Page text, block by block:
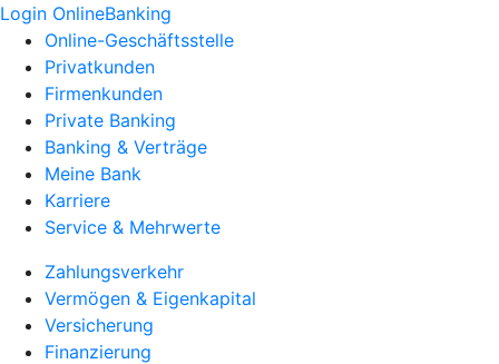
Login OnlineBanking
Online-Geschäftsstelle
Privatkunden
Firmenkunden
Private Banking
Banking & Verträge
Meine Bank
Karriere
Service & Mehrwerte
Zahlungsverkehr
Vermögen & Eigenkapital
Versicherung
Finanzierung